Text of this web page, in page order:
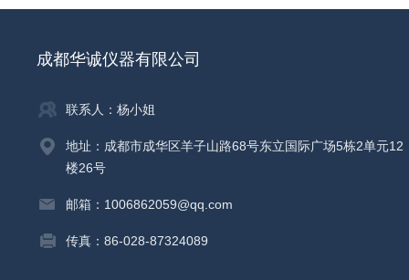
成都华诚仪器有限公司
联系人：杨小姐
地址：成都市成华区羊子山路68号东立国际广场5栋2单元12
楼26号
邮箱：1006862059@qq.com
传真：86-028-87324089